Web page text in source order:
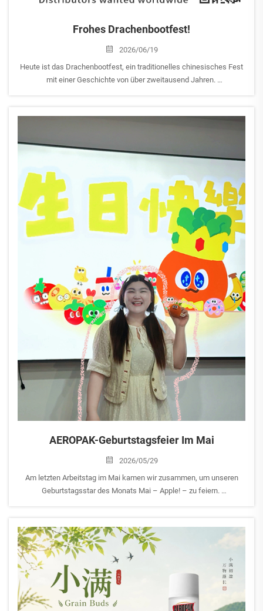
Frohes Drachenbootfest!
2026/06/19
Heute ist das Drachenbootfest, ein traditionelles chinesisches Fest
mit einer Geschichte von über zweitausend Jahren.
Dumplings), die symbolisch für …
AEROPAK-Geburtstagsfeier Im Mai
2026/05/29
Am letzten Arbeitstag im Mai kamen wir zusammen, um unseren
Geburtstagsstar des Monats Mai – Apple! – zu feiern.
ist immer bereit, anderen unter die Arme zu greifen …